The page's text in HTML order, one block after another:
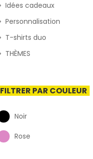
Idées cadeaux
Personnalisation
T-shirts duo
THÈMES
FILTRER PAR COULEUR
Noir
Rose